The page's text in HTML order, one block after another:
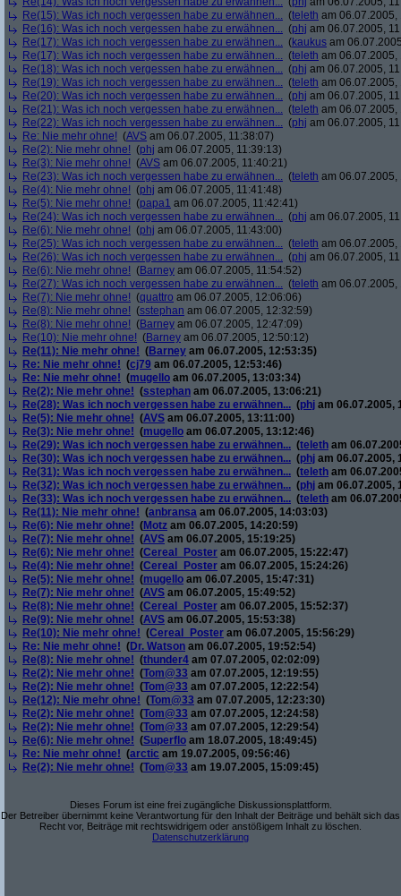
Re(15): Was ich noch vergessen habe zu erwähnen... (teleth am 06.07.2005,
Re(16): Was ich noch vergessen habe zu erwähnen... (phj am 06.07.2005,
Re(17): Was ich noch vergessen habe zu erwähnen... (kaukus am
Re(17): Was ich noch vergessen habe zu erwähnen... (teleth am 06.07.2005,
Re(18): Was ich noch vergessen habe zu erwähnen... (phj am 06.07.2005,
Re(19): Was ich noch vergessen habe zu erwähnen... (teleth am 06.07.2005,
Re(20): Was ich noch vergessen habe zu erwähnen... (phj am 06.07.2005,
Re(21): Was ich noch vergessen habe zu erwähnen... (teleth am 06.07.2005,
Re(22): Was ich noch vergessen habe zu erwähnen... (phj am 06.07.2005,
Re: Nie mehr ohne! (AVS am 06.07.2005, 11:38:07)
Re(2): Nie mehr ohne! (phj am 06.07.2005, 11:39:13)
Re(3): Nie mehr ohne! (AVS am 06.07.2005, 11:40:21)
Re(23): Was ich noch vergessen habe zu erwähnen... (teleth am 06.07.2005,
Re(4): Nie mehr ohne! (phj am 06.07.2005, 11:41:48)
Re(5): Nie mehr ohne! (papa1 am 06.07.2005, 11:42:41)
Re(24): Was ich noch vergessen habe zu erwähnen... (phj am 06.07.2005,
Re(6): Nie mehr ohne! (phj am 06.07.2005, 11:43:00)
Re(25): Was ich noch vergessen habe zu erwähnen... (teleth am 06.07.2005,
Re(26): Was ich noch vergessen habe zu erwähnen... (phj am 06.07.2005,
Re(6): Nie mehr ohne! (Barney am 06.07.2005, 11:54:52)
Re(27): Was ich noch vergessen habe zu erwähnen... (teleth am 06.07.2005,
Re(7): Nie mehr ohne! (quattro am 06.07.2005, 12:06:06)
Re(8): Nie mehr ohne! (sstephan am 06.07.2005, 12:32:59)
Re(8): Nie mehr ohne! (Barney am 06.07.2005, 12:47:09)
Re(10): Nie mehr ohne! (Barney am 06.07.2005, 12:50:12)
Re(11): Nie mehr ohne! (Barney am 06.07.2005, 12:53:35)
Re: Nie mehr ohne! (cj79 am 06.07.2005, 12:53:46)
Re: Nie mehr ohne! (mugello am 06.07.2005, 13:03:34)
Re(2): Nie mehr ohne! (sstephan am 06.07.2005, 13:06:21)
Re(28): Was ich noch vergessen habe zu erwähnen... (phj am 06.07.2005,
Re(5): Nie mehr ohne! (AVS am 06.07.2005, 13:11:00)
Re(3): Nie mehr ohne! (mugello am 06.07.2005, 13:12:46)
Re(29): Was ich noch vergessen habe zu erwähnen... (teleth am
Re(30): Was ich noch vergessen habe zu erwähnen... (phj am 06.07.2005,
Re(31): Was ich noch vergessen habe zu erwähnen... (teleth am
Re(32): Was ich noch vergessen habe zu erwähnen... (phj am 06.07.2005,
Re(33): Was ich noch vergessen habe zu erwähnen... (teleth am
Re(11): Nie mehr ohne! (anbransa am 06.07.2005, 14:03:03)
Re(6): Nie mehr ohne! (Motz am 06.07.2005, 14:20:59)
Re(7): Nie mehr ohne! (AVS am 06.07.2005, 15:19:25)
Re(6): Nie mehr ohne! (Cereal_Poster am 06.07.2005, 15:22:47)
Re(4): Nie mehr ohne! (Cereal_Poster am 06.07.2005, 15:24:26)
Re(5): Nie mehr ohne! (mugello am 06.07.2005, 15:47:31)
Re(7): Nie mehr ohne! (AVS am 06.07.2005, 15:49:52)
Re(8): Nie mehr ohne! (Cereal_Poster am 06.07.2005, 15:52:37)
Re(9): Nie mehr ohne! (AVS am 06.07.2005, 15:53:38)
Re(10): Nie mehr ohne! (Cereal_Poster am 06.07.2005, 15:56:29)
Re: Nie mehr ohne! (Dr. Watson am 06.07.2005, 19:52:54)
Re(8): Nie mehr ohne! (thunder4 am 07.07.2005, 02:02:09)
Re(2): Nie mehr ohne! (Tom@33 am 07.07.2005, 12:19:55)
Re(2): Nie mehr ohne! (Tom@33 am 07.07.2005, 12:22:54)
Re(12): Nie mehr ohne! (Tom@33 am 07.07.2005, 12:23:30)
Re(2): Nie mehr ohne! (Tom@33 am 07.07.2005, 12:24:58)
Re(2): Nie mehr ohne! (Tom@33 am 07.07.2005, 12:29:54)
Re(6): Nie mehr ohne! (Superflo am 18.07.2005, 18:49:45)
Re: Nie mehr ohne! (arctic am 19.07.2005, 09:56:46)
Re(2): Nie mehr ohne! (Tom@33 am 19.07.2005, 15:09:45)
Dieses Forum ist eine frei zugängliche Diskussionsplattform.
Der Betreiber übernimmt keine Verantwortung für den Inhalt der Beiträge und behält sich das
Recht vor, Beiträge mit rechtswidrigem oder anstößigem Inhalt zu löschen.
Datenschutzerklärung